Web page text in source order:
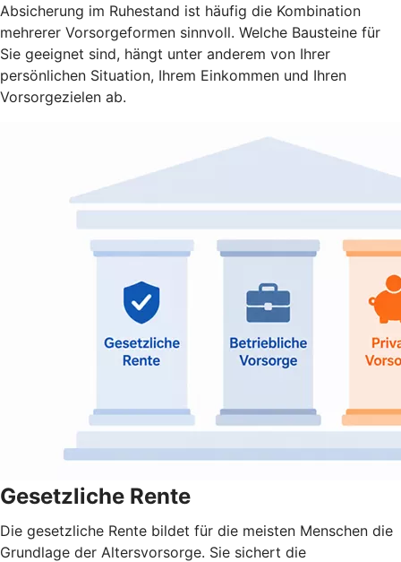
Absicherung im Ruhestand ist häufig die Kombination
mehrerer Vorsorgeformen sinnvoll. Welche Bausteine für
Sie geeignet sind, hängt unter anderem von Ihrer
persönlichen Situation, Ihrem Einkommen und Ihren
Vorsorgezielen ab.
Gesetzliche Rente
Die gesetzliche Rente bildet für die meisten Menschen die
Grundlage der Altersvorsorge. Sie sichert die